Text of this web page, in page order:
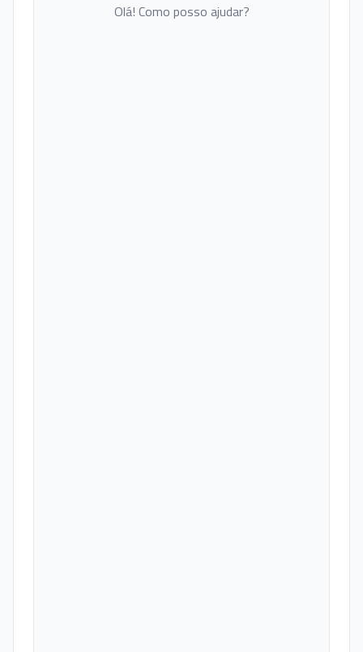
Olá! Como posso ajudar?